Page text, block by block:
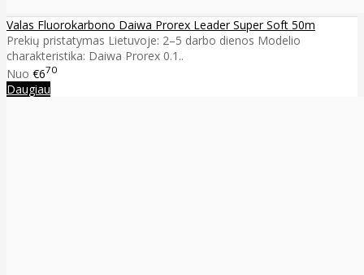
Valas Fluorokarbono Daiwa Prorex Leader Super Soft 50m
Prekių pristatymas Lietuvoje: 2–5 darbo dienos Modelio
charakteristika: Daiwa Prorex 0.1..
Nuo €670
Daugiau